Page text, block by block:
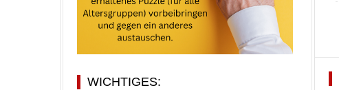
WICHTIGES: